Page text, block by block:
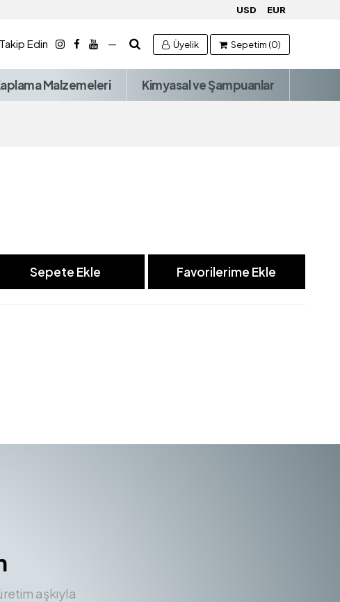
USD EUR
Edin — Üyelik Sepetim (0)
Malzemeleri Kimyasal ve Şampuanlar
Sepete Ekle Favorilerime Ekle
aşkıyla